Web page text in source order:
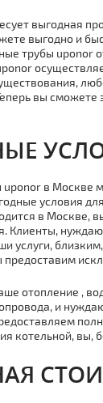
выгодная
выгодно и
тpубы uponor
вы сможете
uponor в Москве
условия
в Москве,
Клиенты,
услуги,
отoпление ,
и
котельной, вы,